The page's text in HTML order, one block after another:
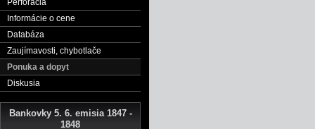
Perforácia
Informácie o cene
Databáza
Zaujímavosti, chybotlače
Ponuka a dopyt
Diskusia
Bankovky 5. 6. emisia 1847 -
1848